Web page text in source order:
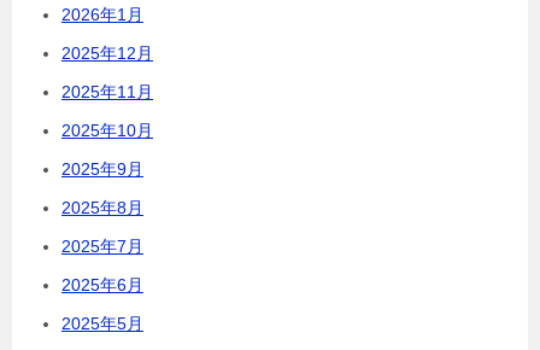
2026年1月
2025年12月
2025年11月
2025年10月
2025年9月
2025年8月
2025年7月
2025年6月
2025年5月